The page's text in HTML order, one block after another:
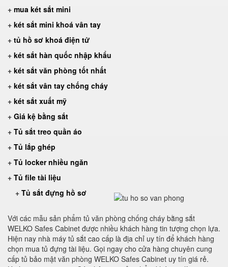
+ mua két sắt mini
+ két sắt mini khoá vân tay
+ tủ hồ sơ khoá điện tử
+ két sắt hàn quốc nhập khẩu
+ két sắt văn phòng tốt nhất
+ két sắt vân tay chống cháy
+ két sắt xuất mỹ
+ Giá kệ bằng sắt
+ Tủ sắt treo quần áo
+ Tủ lắp ghép
+ Tủ locker nhiều ngăn
+ Tủ file tài liệu
+ Tủ sắt đựng hồ sơ
Với các mẫu sản phẩm tủ văn phòng chống cháy bằng sắt
WELKO Safes Cabinet được nhiều khách hàng tin tượng chọn lựa.
Hiện nay nhà máy tủ sắt cao cấp là địa chỉ uy tín để khách hàng
chọn mua tủ đựng tài liệu. Gọi ngay cho cửa hàng chuyên cung
cấp tủ bảo mật văn phòng WELKO Safes Cabinet uy tín giá rẻ.